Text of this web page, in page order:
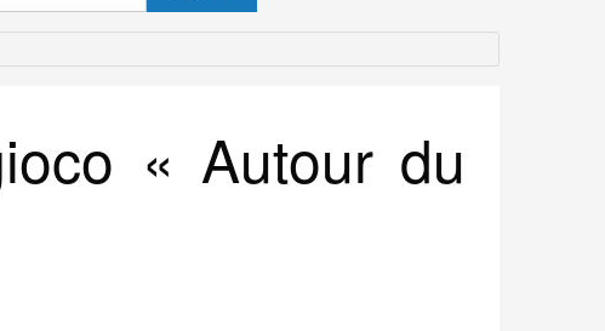
« Autour du